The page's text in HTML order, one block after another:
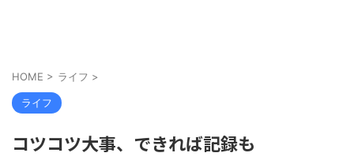
HOME > ライフ >
ライフ
コツコツ大事、できれば記録も